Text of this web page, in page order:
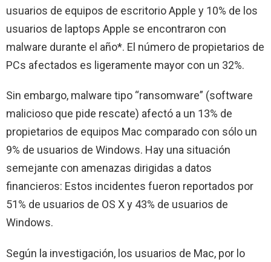
usuarios de equipos de escritorio Apple y 10% de los
usuarios de laptops Apple se encontraron con
malware durante el año*. El número de propietarios de
PCs afectados es ligeramente mayor con un 32%.
Sin embargo, malware tipo “ransomware” (software
malicioso que pide rescate) afectó a un 13% de
propietarios de equipos Mac comparado con sólo un
9% de usuarios de Windows. Hay una situación
semejante con amenazas dirigidas a datos
financieros: Estos incidentes fueron reportados por
51% de usuarios de OS X y 43% de usuarios de
Windows.
Según la investigación, los usuarios de Mac, por lo